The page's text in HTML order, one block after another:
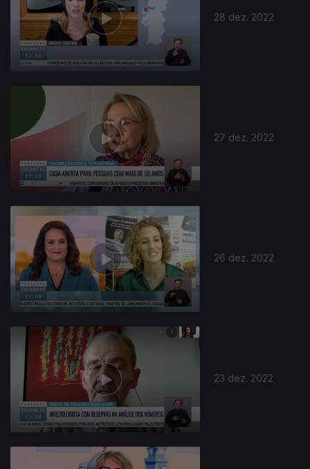
28 dez. 2022
27 dez. 2022
26 dez. 2022
23 dez. 2022